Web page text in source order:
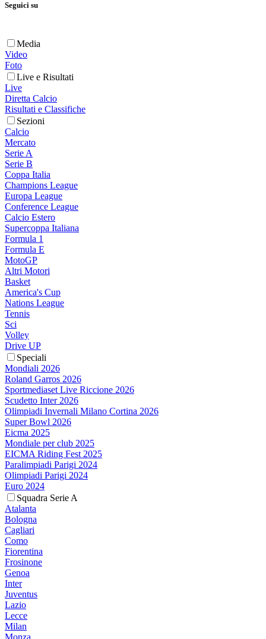
Seguici su
Media
Video
Foto
Live e Risultati
Live
Diretta Calcio
Risultati e Classifiche
Sezioni
Calcio
Mercato
Serie A
Serie B
Coppa Italia
Champions League
Europa League
Conference League
Calcio Estero
Supercoppa Italiana
Formula 1
Formula E
MotoGP
Altri Motori
Basket
America's Cup
Nations League
Tennis
Sci
Volley
Drive UP
Speciali
Mondiali 2026
Roland Garros 2026
Sportmediaset Live Riccione 2026
Scudetto Inter 2026
Olimpiadi Invernali Milano Cortina 2026
Super Bowl 2026
Eicma 2025
Mondiale per club 2025
EICMA Riding Fest 2025
Paralimpiadi Parigi 2024
Olimpiadi Parigi 2024
Euro 2024
Squadra Serie A
Atalanta
Bologna
Cagliari
Como
Fiorentina
Frosinone
Genoa
Inter
Juventus
Lazio
Lecce
Milan